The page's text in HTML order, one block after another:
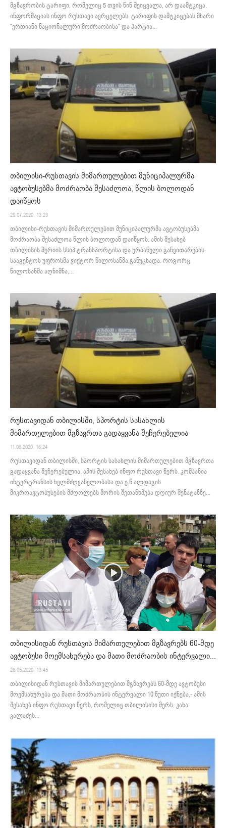
მგზავრობის ტარიფი, რომელიც 5 თვის წინ შეიცვალა, არ დაამტკიცა.
ინფორმაციას ინფო რუსთავი ავრცელებს. ტარიფის დამტკიცებას მხარი
"ერთიანი ნაციონალური მოძრაობისა" და პარტია...
თბილისი-რუსთავის მიმართულებით მუნიციპალურმა
ავტობუსებმა მოძრაობა შესაძლოა, წლის ბოლოდან
დაიწყოს
29.07.2020. 13:23
თბილისი-რუსთავის მიმართულებით მუნიციპალურმა ავტობუსებმა
მოძრაობა შესაძლოა წლის ბოლოდან დაიწყოს. ამის შესახებ
თბილისის მერიის სსიპ ტრანსპორტისა და ურბანული განვითარების
სააგენტოს უფროსმა ვიქტორ წილოსანმა განუცხადა. როგორც
წილოსანმა აღნიშნა,...
რუსთავიდან თბილისში, სპორტის სასახლის
მიმართულებით მგზავრთა გადაყვანა შეჩერებულია
11.06.2020. 16:24
რუსთავიდან თბილისში, სპორტის სასახლის მიმართულებით მგზავრთა
გადაყვანა შეჩერებულია. ამის შესახებ ინფო რუსთავი წერს. კომპანია
ინტერტრანსის ხელმძღვანელობასა და ე.წ ალდაგის
მიკროავტობუსების მძღოლებს შორის შეთანხმება დღიურ შენატანზე...
თბილისიდან რუსთავის მიმართულებით მგზავრებს 60-მდე
ავტობუსი მოემსახურება და მათი მოძრაობის ინტერვალი...
26.05.2020. 13:45
თბილისიდან რუსთავის მიმართულებით მგზავრებს 60-მდე ავტობუსი
მოემსახურება და მათი მოძრაობის ინტერვალი 10 წუთი იქნება,- ამის
შესახებ ინფო რუსთავი წერს, რომელიც თბილისისი მერს, კახა
კალაძეს...